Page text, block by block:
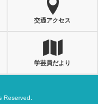
交通アクセス
学芸員だより
Reserved.